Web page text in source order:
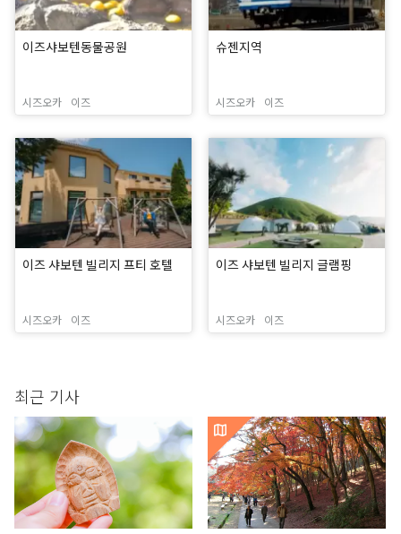
이즈샤보텐동물공원
시즈오카 이즈
슈젠지역
시즈오카 이즈
이즈 샤보텐 빌리지 프티 호텔
시즈오카 이즈
이즈 샤보텐 빌리지 글램핑
시즈오카 이즈
최근 기사